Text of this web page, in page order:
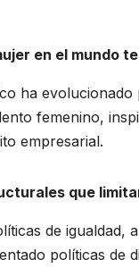
en el mundo
ha
femenino,
empresarial.
que
de
políticas